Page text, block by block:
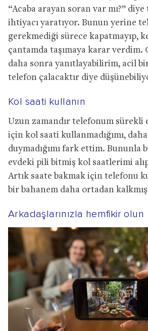
“Acaba arayan soran var mı?”
ihtiyacı yaratıyor. Bunun yerine
gerekmediği sürece kapatmayıp,
çantamda taşımaya karar verdim.
daha sonra yanıtlayabilirim, acil
telefon çalacaktır diye
Kol saati kullanın
Uzun zamandır telefonum sürekli
için kol saati kullanmadığımı,
duymadığımı fark ettim. Bununla
evdeki pili bitmiş kol saatlerimi
Artık saate bakmak için telefonu
bir bahanem daha ortadan
Arkadaşlarınızla hemfikir olun